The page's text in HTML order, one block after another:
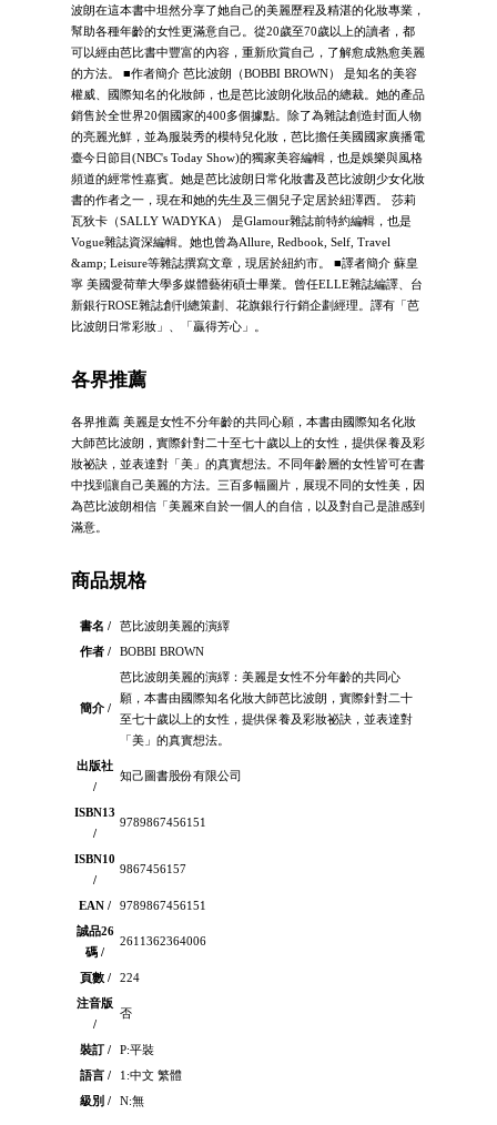
波朗在這本書中坦然分享了她自己的美麗歷程及精湛的化妝專業，
幫助各種年齡的女性更滿意自己。從20歲至70歲以上的讀者，都
可以經由芭比書中豐富的內容，重新欣賞自己，了解愈成熟愈美麗
的方法。 ■作者簡介 芭比波朗（BOBBI BROWN） 是知名的美容
權威、國際知名的化妝師，也是芭比波朗化妝品的總裁。她的產品
銷售於全世界20個國家的400多個據點。除了為雜誌創造封面人物
的亮麗光鮮，並為服裝秀的模特兒化妝，芭比擔任美國國家廣播電
臺今日節目(NBC's Today Show)的獨家美容編輯，也是娛樂與風格
頻道的經常性嘉賓。她是芭比波朗日常化妝書及芭比波朗少女化妝
書的作者之一，現在和她的先生及三個兒子定居於紐澤西。 莎莉
瓦狄卡（SALLY WADYKA） 是Glamour雜誌前特約編輯，也是
Vogue雜誌資深編輯。她也曾為Allure, Redbook, Self, Travel
&amp; Leisure等雜誌撰寫文章，現居於紐約市。 ■譯者簡介 蘇皇
寧 美國愛荷華大學多媒體藝術碩士畢業。曾任ELLE雜誌編譯、台
新銀行ROSE雜誌創刊總策劃、花旗銀行行銷企劃經理。譯有「芭
比波朗日常彩妝」、「贏得芳心」。
各界推薦
各界推薦 美麗是女性不分年齡的共同心願，本書由國際知名化妝
大師芭比波朗，實際針對二十至七十歲以上的女性，提供保養及彩
妝祕訣，並表達對「美」的真實想法。不同年齡層的女性皆可在書
中找到讓自己美麗的方法。三百多幅圖片，展現不同的女性美，因
為芭比波朗相信「美麗來自於一個人的自信，以及對自己是誰感到
滿意。
商品規格
書名 /
芭比波朗美麗的演繹
作者 /
BOBBI BROWN
簡介 /
芭比波朗美麗的演繹：美麗是女性不分年齡的共同心
願，本書由國際知名化妝大師芭比波朗，實際針對二十
至七十歲以上的女性，提供保養及彩妝祕訣，並表達對
「美」的真實想法。
出版社
/
知己圖書股份有限公司
ISBN13
/
9789867456151
ISBN10
/
9867456157
EAN /
9789867456151
誠品26
碼 /
2611362364006
頁數 /
224
注音版
/
否
裝訂 /
P:平裝
語言 /
1:中文 繁體
級別 /
N:無